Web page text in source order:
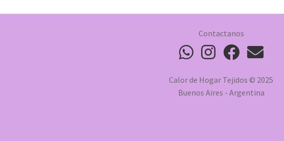
Contactanos
Calor de Hogar Tejidos © 2025
Buenos Aires - Argentina